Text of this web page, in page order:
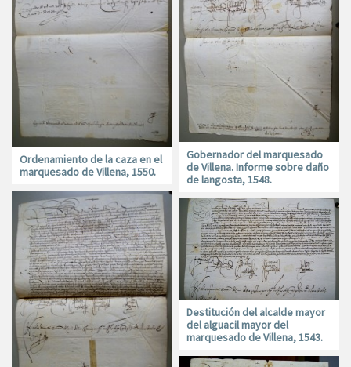
Ordenamiento de la caza en el
marquesado de Villena, 1550.
Gobernador del marquesado
de Villena. Informe sobre daño
de langosta, 1548.
Destitución del alcalde mayor
del alguacil mayor del
marquesado de Villena, 1543.